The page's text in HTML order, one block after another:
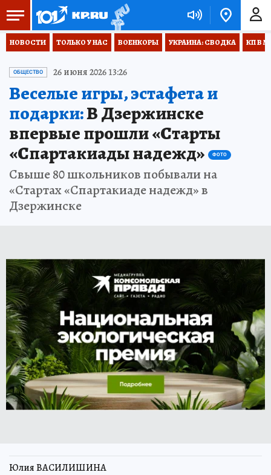
НОВОСТИ ТОЛЬКО У НАС ВОЕНКОРЫ УКРАИНА: СВОДКА КП В
ОБЩЕСТВО 26 июня 2026 13:26
Веселые игры, эстафета и
подарки:В Дзержинске
впервые прошли «Старты
«Спартакиады надежд»
ФОТО
Свыше 80 школьников побывали на
«Стартах «Спартакиаде надежд» в
Дзержинске
Юлия ВАСИЛИШИНА